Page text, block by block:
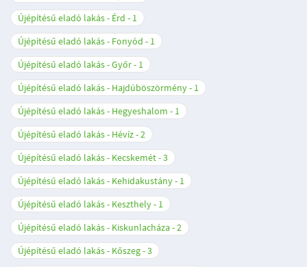
Újépítésű eladó lakás - Érd
1
Újépítésű eladó lakás - Fonyód
1
Újépítésű eladó lakás - Győr
1
Újépítésű eladó lakás - Hajdúböszörmény
1
Újépítésű eladó lakás - Hegyeshalom
1
Újépítésű eladó lakás - Hévíz 2
Újépítésű eladó lakás - Kecskemét 3
Újépítésű eladó lakás - Kehidakustány
1
Újépítésű eladó lakás - Keszthely
1
Újépítésű eladó lakás - Kiskunlacháza 2
Újépítésű eladó lakás - Kőszeg 3